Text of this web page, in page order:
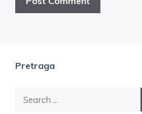
Pretraga